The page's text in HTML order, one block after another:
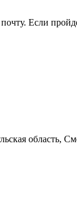
Если
область,